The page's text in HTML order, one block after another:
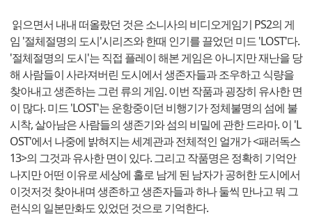
읽으면서 내내 떠올랐던 것은 소니사의 비디오게임기 PS2의 게
임 '절체절명의 도시'시리즈와 한때 인기를 끌었던 미드 'LOST'다.
'절체절명의 도시'는 직접 플레이 해본 게임은 아니지만 재난을 당
해 사람들이 사라져버린 도시에서 생존자들과 조우하고 식량을
찾아내고 생존하는 그런 류의 게임. 이번 작품과 굉장히 유사한 면
이 많다. 미드 'LOST'는 운항중이던 비행기가 정체불명의 섬에 불
시착, 살아남은 사람들의 생존기와 섬의 비밀에 관한 드라마. 이 'L
OST'에서 나중에 밝혀지는 세계관과 전체적인 얼개가 <패러독스
13>의 그것과 유사한 면이 있다. 그리고 작품명은 정확히 기억안
나지만 어떤 이유로 세상에 홀로 남게 된 남자가 공허한 도시에서
이것저것 찾아내며 생존하고 생존자들과 하나 둘씩 만나고 뭐 그
런식의 일본만화도 있었던 것으로 기억한다.